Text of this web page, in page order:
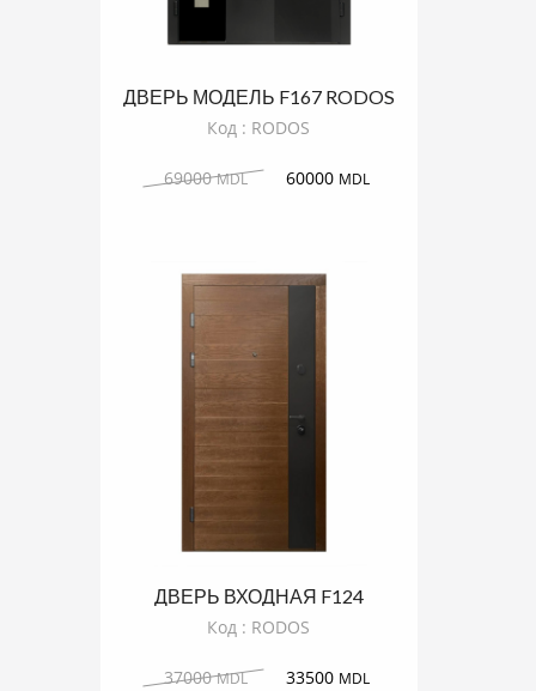
ДВЕРЬ МОДЕЛЬ F167 RODOS
Код : RODOS
69000MDL 60000 MDL
ДВЕРЬ ВХОДНАЯ F124
RODOS
Код : RODOS
37000MDL 33500 MDL